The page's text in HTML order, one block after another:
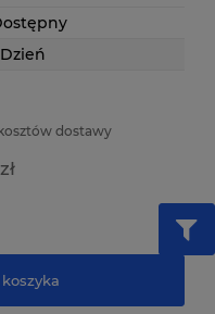
Dzień
dostawy